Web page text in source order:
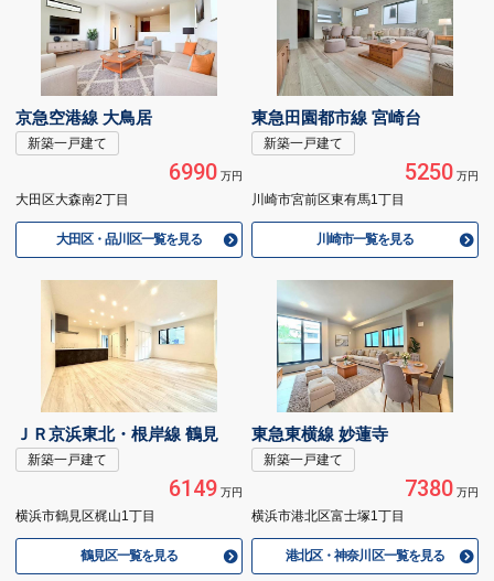
京急空港線 大鳥居
新築一戸建て
6990万円
大田区大森南2丁目
大田区・品川区一覧を見る
東急田園都市線 宮崎台
新築一戸建て
5250万円
川崎市宮前区東有馬1丁目
川崎市一覧を見る
ＪＲ京浜東北・根岸線 鶴見
新築一戸建て
6149万円
横浜市鶴見区梶山1丁目
鶴見区一覧を見る
東急東横線 妙蓮寺
新築一戸建て
7380万円
横浜市港北区富士塚1丁目
港北区・神奈川区一覧を見る